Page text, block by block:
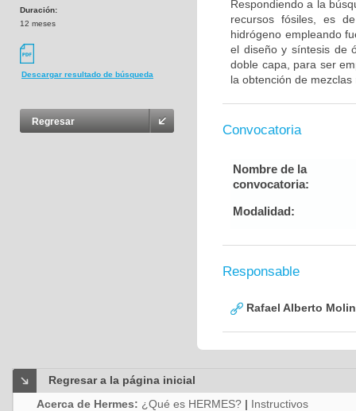
Duración:
12 meses
Descargar resultado de búsqueda
Regresar
Respondiendo a la
recursos fósiles, es
hidrógeno empleando
el diseño y síntesis de
doble capa, para ser
la obtención de
Convocatoria
Nombre de la
convocatoria:
Modalidad:
Responsable
Rafael Alberto
Regresar a la página inicial
Acerca de Hermes: ¿Qué es HERMES? | Instructivos